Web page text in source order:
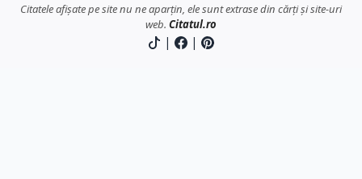
Citatele afișate pe site nu ne aparțin, ele sunt extrase din cărți și site-uri
web. Citatul.ro
| |